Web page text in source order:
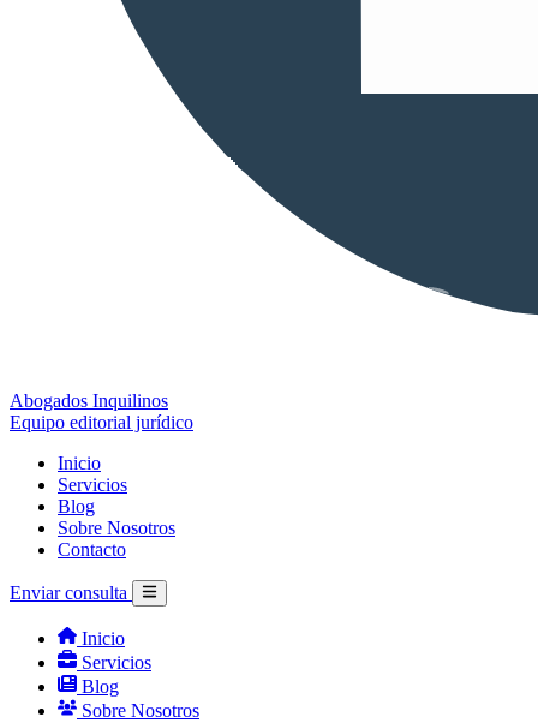
Abogados Inquilinos
Equipo editorial jurídico
Inicio
Servicios
Blog
Sobre Nosotros
Contacto
Enviar consulta
Inicio
Servicios
Blog
Sobre Nosotros